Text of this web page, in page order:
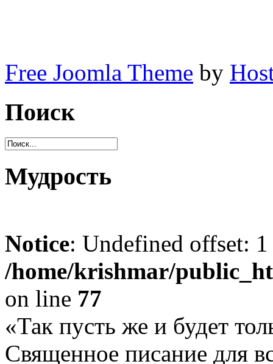
Free Joomla Theme by
Поиск
Мудрость
Notice: Undefined offset:
/home/krishmar/
on line 77
«Так пусть же и будет
Священное писание для